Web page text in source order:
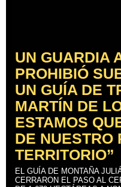
UN GUARDIA
PROHIBIÓ
UN GUÍA DE
MARTÍN DE
ESTAMOS
DE NUESTRO
TERRITORIO”
EL GUÍA DE MONTAÑA
CERRARON EL PASO AL